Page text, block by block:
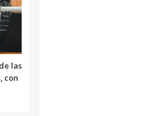
las
con